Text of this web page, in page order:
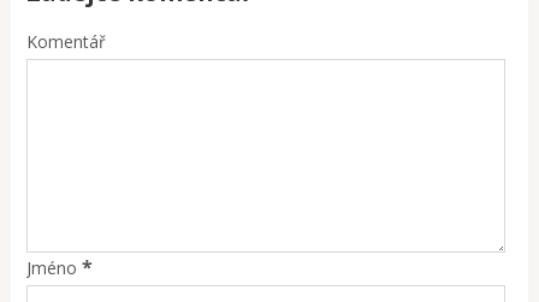
Komentář
Jméno *